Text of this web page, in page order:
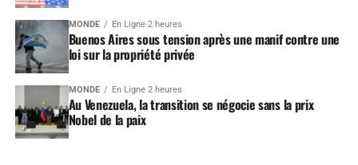
MONDE En Ligne 2 heures
Buenos Aires sous tension après une manif contre une
loi sur la propriété privée
MONDE En Ligne 2 heures
Au Venezuela, la transition se négocie sans la prix
Nobel de la paix